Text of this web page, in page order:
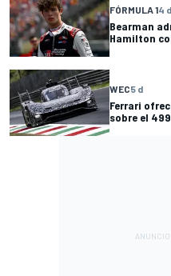
FÓRMULA 14 d
Bearman
Hamilton
WEC5 d
Ferrari
sobre el